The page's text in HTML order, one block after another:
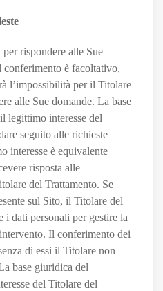
rispondere alle Sue
è facoltativo,
l’impossibilità per il Titolare
alle Sue domande. La base
legittimo interesse del
seguito alle richieste
interesse è equivalente
risposta alle
del Trattamento. Se
sul Sito, il Titolare del
i dati personali per gestire la
Il conferimento dei
di essi il Titolare non
base giuridica del
del Titolare del